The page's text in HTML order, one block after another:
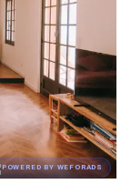
POWERED BY WEFORADS